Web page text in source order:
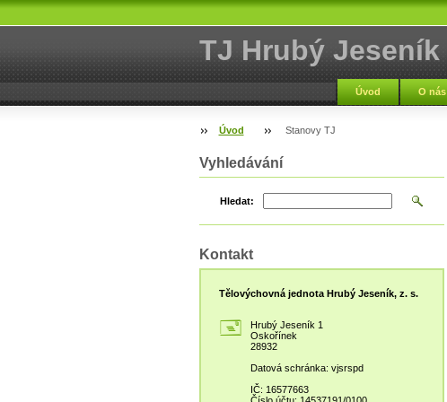
TJ Hrubý Jeseník
Úvod O nás
Úvod Stanovy TJ
Vyhledávání
Hledat:
Kontakt
Tělovýchovná jednota Hrubý Jeseník, z. s.
Hrubý Jeseník 1
Oskořínek
28932
Datová schránka: vjsrspd
IČ: 16577663